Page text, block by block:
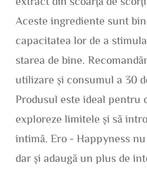
Aceste ingrediente sunt
capacitatea lor de a
starea de bine.
utilizare și consumul a 30
Produsul este ideal pentru
exploreze limitele și să
intimă. Ero - Happyness
dar și adaugă un plus de